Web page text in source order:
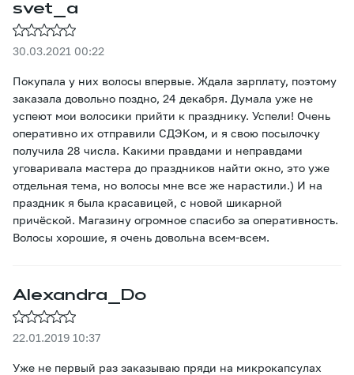
​svet_a
30.03.2021 00:22
Покупала у них волосы впервые. Ждала зарплату, поэтому
заказала довольно поздно, 24 декабря. Думала уже не
успеют мои волосики прийти к празднику. Успели! Очень
оперативно их отправили СДЭКом, и я свою посылочку
получила 28 числа. Какими правдами и неправдами
уговаривала мастера до праздников найти окно, это уже
отдельная тема, но волосы мне все же нарастили.) И на
праздник я была красавицей, с новой шикарной
причёской. Магазину огромное спасибо за оперативность.
Волосы хорошие, я очень довольна всем-всем.
Alexandra_Do
22.01.2019 10:37
Уже не первый раз заказываю пряди на микрокапсулах